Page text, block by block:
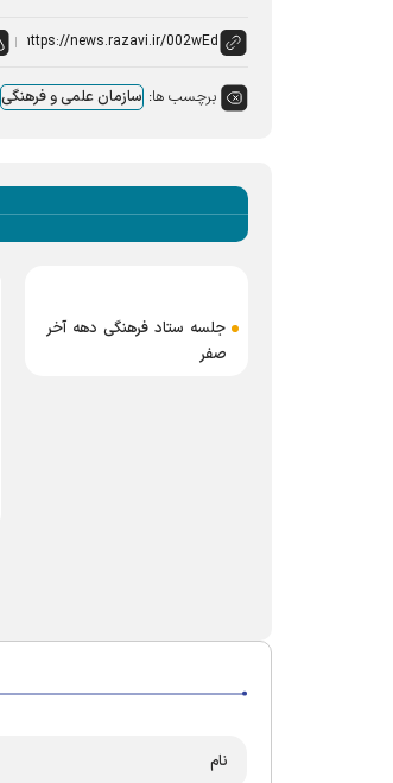
برچسب ها: سازمان علمی و فرهنگی
جلسه ستاد فرهنگی دهه آخر
صفر